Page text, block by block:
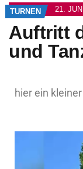
TURNEN 21.
Auftritt
und
hier ein